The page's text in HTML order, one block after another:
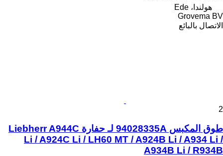
هولندا، Ede
Grovema BV
الاتصال بالبائع
2
طوق المكبس 94028335A لـ حفارة Liebherr A944C
Li / A924C Li / LH60 MT / A924B Li / A934 Li /
A934B Li / R934B